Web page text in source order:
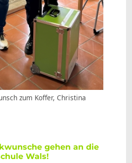
zum Koffer, Christina
gehen an die
Wals!